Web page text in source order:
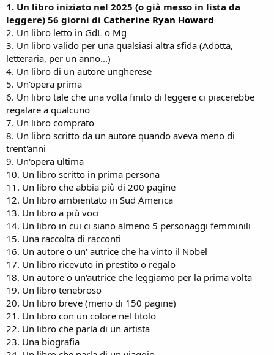
1. Un libro iniziato nel 2025 (o già messo in lista da
leggere) 56 giorni di Catherine Ryan Howard
2. Un libro letto in GdL o Mg
3. Un libro valido per una qualsiasi altra sfida (Adotta,
letteraria, per un anno...)
4. Un libro di un autore ungherese
5. Un'opera prima
6. Un libro tale che una volta finito di leggere ci piacerebbe
regalare a qualcuno
7. Un libro comprato
8. Un libro scritto da un autore quando aveva meno di
trent'anni
9. Un'opera ultima
10. Un libro scritto in prima persona
11. Un libro che abbia più di 200 pagine
12. Un libro ambientato in Sud America
13. Un libro a più voci
14. Un libro in cui ci siano almeno 5 personaggi femminili
15. Una raccolta di racconti
16. Un autore o un' autrice che ha vinto il Nobel
17. Un libro ricevuto in prestito o regalo
18. Un autore o un'autrice che leggiamo per la prima volta
19. Un libro tenebroso
20. Un libro breve (meno di 150 pagine)
21. Un libro con un colore nel titolo
22. Un libro che parla di un artista
23. Una biografia